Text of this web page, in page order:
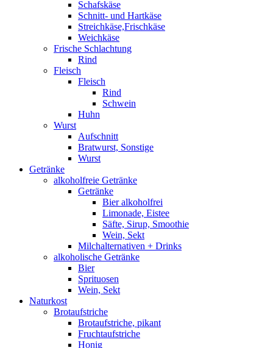
Schafskäse
Schnitt- und Hartkäse
Streichkäse,Frischkäse
Weichkäse
Frische Schlachtung
Rind
Fleisch
Fleisch
Rind
Schwein
Huhn
Wurst
Aufschnitt
Bratwurst, Sonstige
Wurst
Getränke
alkoholfreie Getränke
Getränke
Bier alkoholfrei
Limonade, Eistee
Säfte, Sirup, Smoothie
Wein, Sekt
Milchalternativen + Drinks
alkoholische Getränke
Bier
Sprituosen
Wein, Sekt
Naturkost
Brotaufstriche
Brotaufstriche, pikant
Fruchtaufstriche
Honig